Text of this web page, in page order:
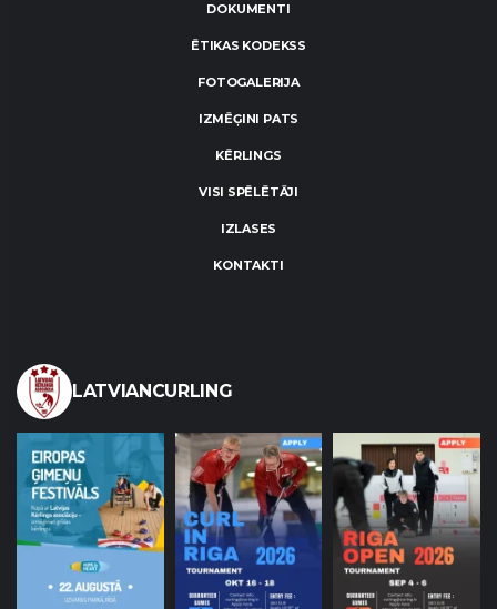
DOKUMENTI
ĒTIKAS KODEKSS
FOTOGALERIJA
IZMĒĢINI PATS
KĒRLINGS
VISI SPĒLĒTĀJI
IZLASES
KONTAKTI
LATVIANCURLING